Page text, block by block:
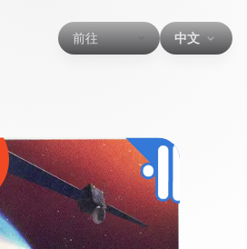
前往 中文